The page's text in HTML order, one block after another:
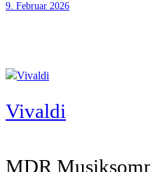
9. Februar 2026
Vivaldi
MDR